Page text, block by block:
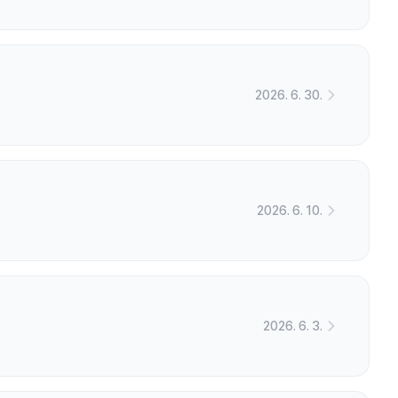
2026. 6. 30.
2026. 6. 10.
2026. 6. 3.